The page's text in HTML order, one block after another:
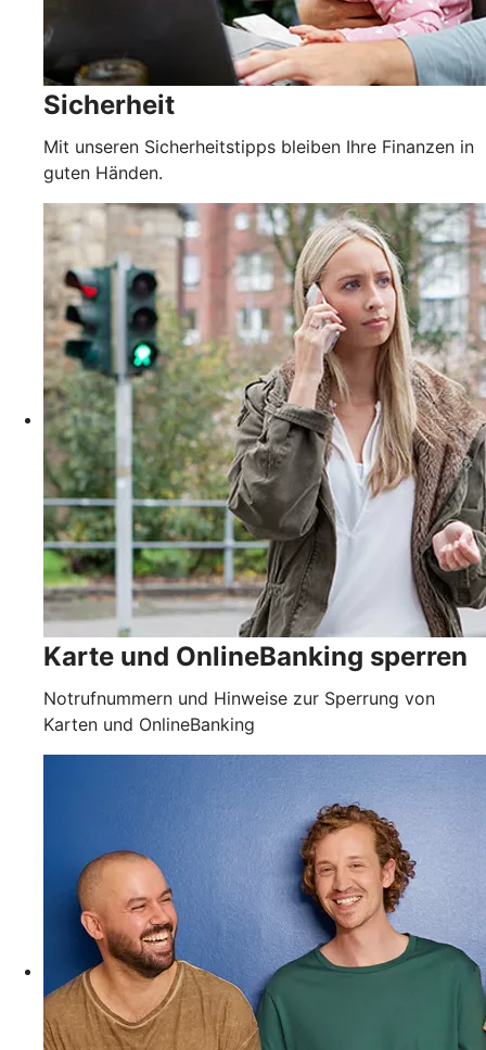
Sicherheit
Mit unseren Sicherheitstipps bleiben Ihre Finanzen in
guten Händen.
Karte und OnlineBanking sperren
Notrufnummern und Hinweise zur Sperrung von
Karten und OnlineBanking